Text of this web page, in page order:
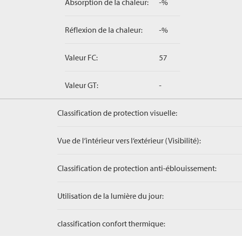
Absorption de la chaleur: -%
Réflexion de la chaleur: -%
Valeur FC: 57
Valeur GT: -
Classification de protection visuelle:
Vue de l‘intérieur vers l‘extérieur (Visibilité):
Classification de protection anti-éblouissement:
Utilisation de la lumière du jour:
classification confort thermique: